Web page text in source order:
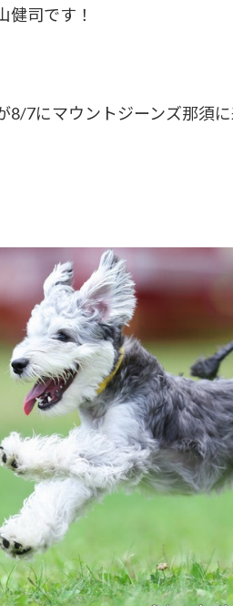
司です！
8/7にマウントジーンズ那須